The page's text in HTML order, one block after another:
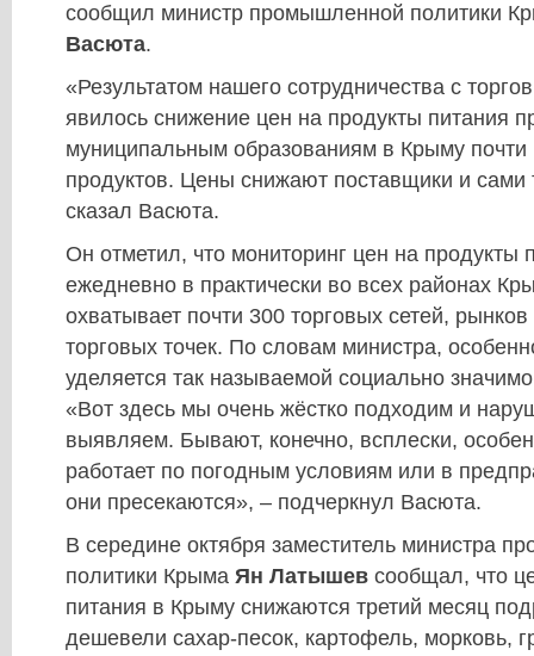
сообщил министр промышленной политики
Васюта.
«Результатом нашего сотрудничества с
явилось снижение цен на продукты питания
муниципальным образованиям в Крыму почти
продуктов. Цены снижают поставщики и сами
сказал Васюта.
Он отметил, что мониторинг цен на продукты
ежедневно в практически во всех районах
охватывает почти 300 торговых сетей,
торговых точек. По словам министра,
уделяется так называемой социально
«Вот здесь мы очень жёстко подходим и
выявляем. Бывают, конечно, всплески,
работает по погодным условиям или в
они пресекаются», – подчеркнул Васюта.
В середине октября заместитель министра
политики Крыма Ян Латышев сообщал, что
питания в Крыму снижаются третий месяц
дешевели сахар-песок, картофель, морковь,